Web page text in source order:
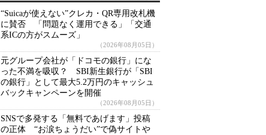
“Suicaが使えない”クレカ・QR専用改札機
に賛否 「問題なく運用できる」「交通
系ICの方がスムーズ」
（2026年08月05日）
元グループ会社が「ドコモの銀行」にな
った不満を吸収？ SBI新生銀行が「SBI
の銀行」として最大5.2万円のキャッシュ
バックキャンペーンを開催
（2026年08月05日）
SNSで多発する「無料であげます」投稿
の正体 “お涙ちょうだい”で偽サイトや